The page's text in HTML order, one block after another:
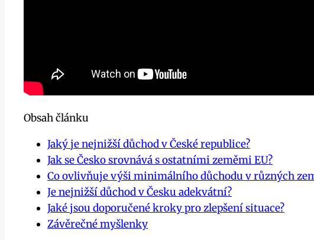
Obsah článku
Jaký je nejnižší důchod v České republice?
Jak se Česko srovnává s ostatními zeměmi EU?
Co ovlivňuje výši minimálního důchodu v různých
Je nejnižší důchod v Česku adekvátní?
Jaké jsou doporučené kroky pro zlepšení situace?
Závěrečné myšlenky